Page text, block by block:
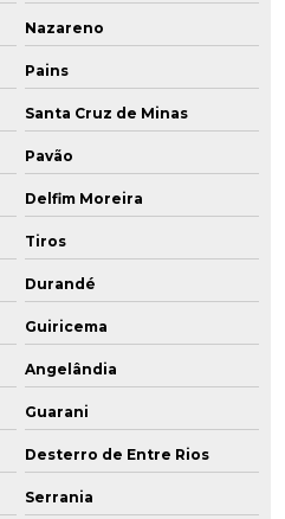
Nazareno
Pains
Santa Cruz de Minas
Pavão
Delfim Moreira
Tiros
Durandé
Guiricema
Angelândia
Guarani
Desterro de Entre Rios
Serrania